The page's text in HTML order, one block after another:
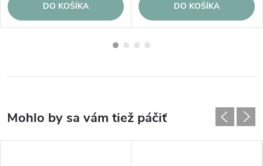
DO KOŠÍKA DO KOŠÍKA